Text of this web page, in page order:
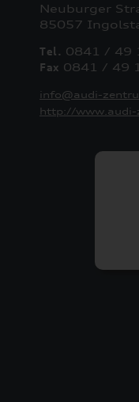
Neuburger
85057
Tel. 0841 / 49
Fax 0841 / 49
info@audi-
http://